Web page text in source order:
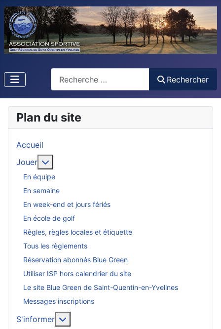
Rechercher
Plan du site
Accueil
Jouer
En équipe
En semaine
En week-end et jours fériés
En école de golf
Règles, règles locales et étiquette
Tous les règlements
Réservation abonnés Blue Green
Utiliser ISP hors calendrier du site
Le site Blue Green de Saint-Quentin-en-Yvelines
Messages inscriptions
S'informer